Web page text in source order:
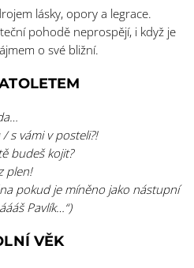
lásky, opory a legrace.
pohodě neprospějí, i když je
o své bližní.
s vámi v posteli?!
budeš kojit?
plen!
pokud je míněno jako nástupní
Pavlík…“)
VĚK